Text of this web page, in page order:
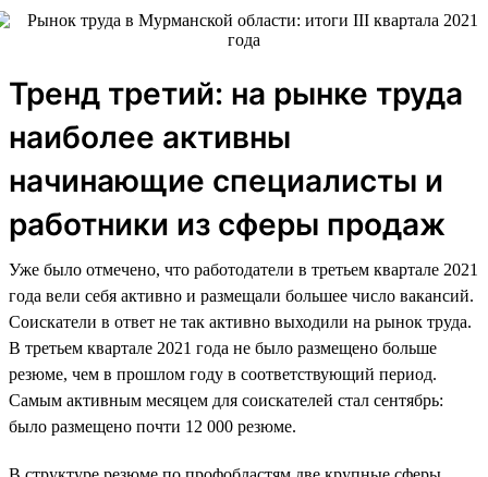
Тренд третий: на рынке труда
наиболее активны
начинающие специалисты и
работники из сферы продаж
Уже было отмечено, что работодатели в третьем квартале 2021
года вели себя активно и размещали большее число вакансий.
Соискатели в ответ не так активно выходили на рынок труда.
В третьем квартале 2021 года не было размещено больше
резюме, чем в прошлом году в соответствующий период.
Самым активным месяцем для соискателей стал сентябрь:
было размещено почти 12 000 резюме.